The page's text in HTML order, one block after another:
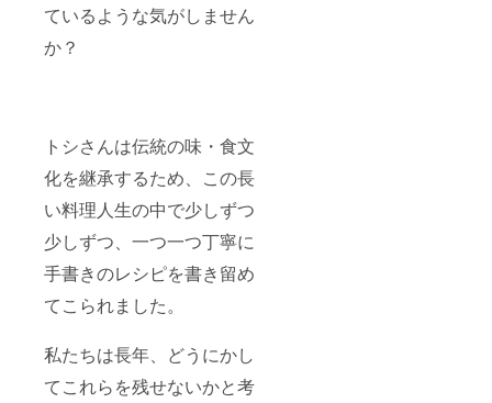
ているような気がしません
か？
トシさんは伝統の味・食文
化を継承するため、この長
い料理人生の中で少しずつ
少しずつ、一つ一つ丁寧に
手書きのレシピを書き留め
てこられました。
私たちは長年、どうにかし
てこれらを残せないかと考